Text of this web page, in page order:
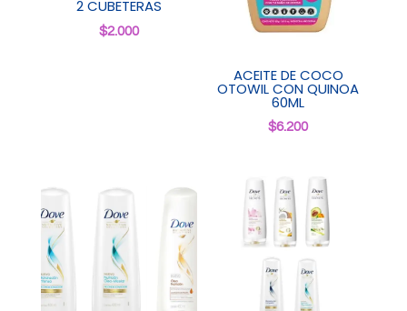
2 CUBETERAS
$2.000
ACEITE DE COCO
OTOWIL CON QUINOA
60ML
$6.200